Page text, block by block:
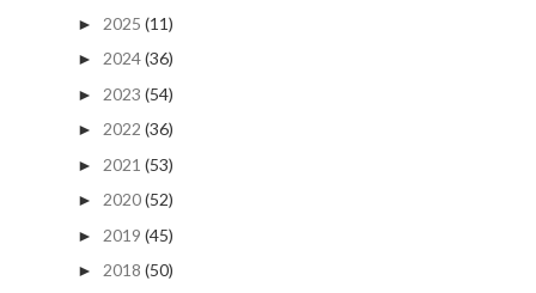
► 2025 (11)
► 2024(36)
► 2023 (54)
► 2022 (36)
► 2021 (53)
► 2020(52)
► 2019 (45)
► 2018 (50)